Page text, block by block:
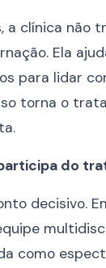
a clínica não
Ela
para lidar
torna o
do
decisivo.
como